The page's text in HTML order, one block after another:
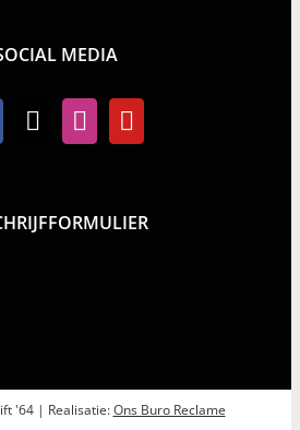
MEDIA
'64 | Realisatie:Ons Buro Reclame